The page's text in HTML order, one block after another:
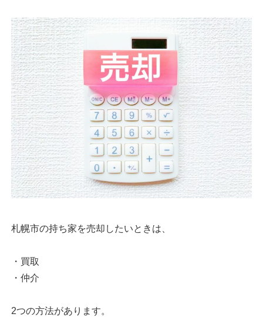
札幌市の持ち家を売却したいときは、
・買取
・仲介
2つの方法があります。